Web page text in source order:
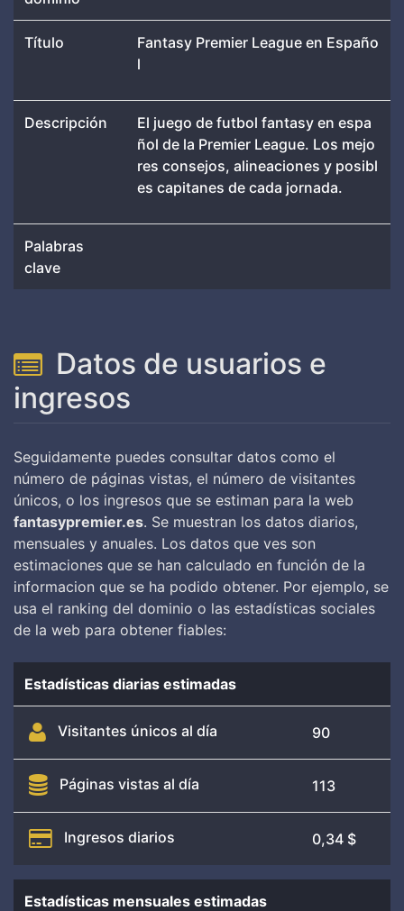
Título
Fantasy Premier League en Españo
l
Descripción
El juego de futbol fantasy en espa
ñol de la Premier League. Los mejo
res consejos, alineaciones y posibl
es capitanes de cada jornada.
Palabras
clave
Datos de usuarios e
ingresos
Seguidamente puedes consultar datos como el
número de páginas vistas, el número de visitantes
únicos, o los ingresos que se estiman para la web
fantasypremier.es. Se muestran los datos diarios,
mensuales y anuales. Los datos que ves son
estimaciones que se han calculado en función de la
informacion que se ha podido obtener. Por ejemplo, se
usa el ranking del dominio o las estadísticas sociales
de la web para obtener fiables:
Estadísticas diarias estimadas
Visitantes únicos al día 90
Páginas vistas al día 113
Ingresos diarios 0,34 $
Estadísticas mensuales estimadas